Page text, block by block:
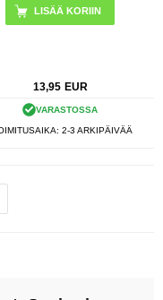
LISÄÄ KORIIN
13,95 EUR
VARASTOSSA
2-3 ARKIPÄIVÄÄ